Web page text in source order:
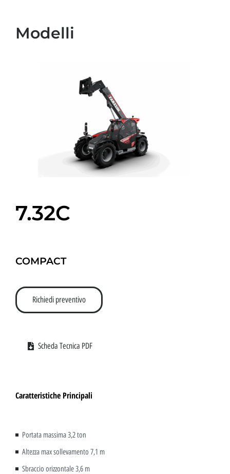
Modelli
7.32C
COMPACT
Richiedi preventivo
Scheda Tecnica PDF
Caratteristiche Principali
Portata massima 3,2 ton
Altezza max sollevamento 7,1 m
Sbraccio orizzontale 3,6 m